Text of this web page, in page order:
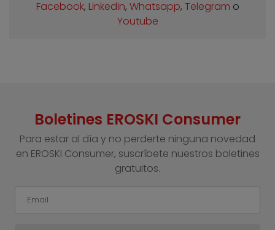
Facebook, Linkedin, Whatsapp, Telegram o
Youtube
Boletines EROSKI Consumer
Para estar al día y no perderte ninguna novedad
en EROSKI Consumer, suscríbete nuestros boletines
gratuitos.